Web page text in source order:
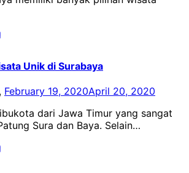
Unik di Surabaya
February 19, 2020April 20, 2020
dari Jawa Timur yang sangat
Sura dan Baya. Selain…